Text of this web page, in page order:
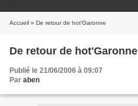
Accueil » De retour de hot'Garonne
De retour de hot'Garonne
Publié le 21/06/2006 à 09:07
Par aben